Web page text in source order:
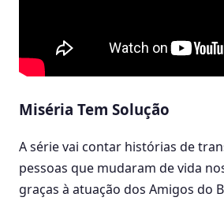
Miséria Tem Solução
A série vai contar histórias de
pessoas que mudaram de vida
graças à atuação dos Amigos do